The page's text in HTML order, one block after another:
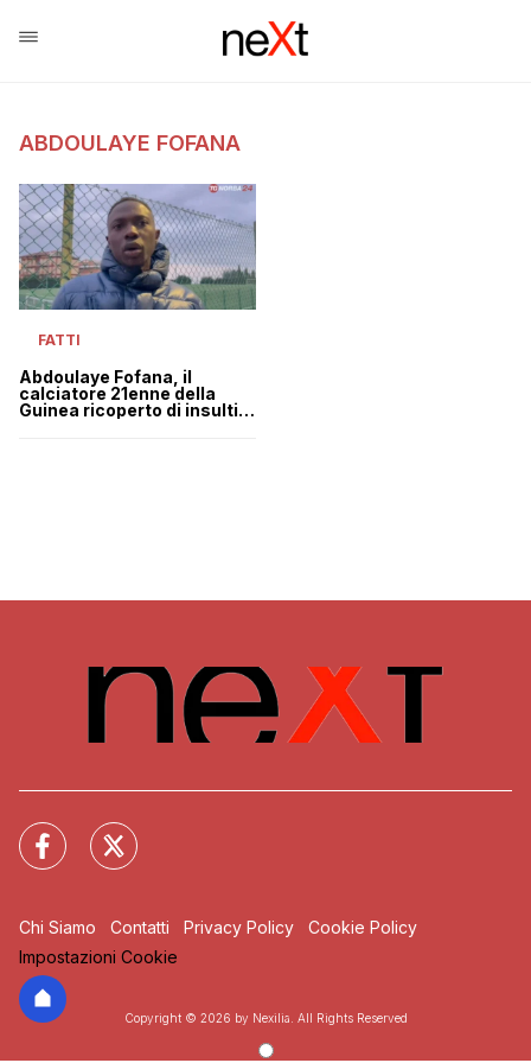
ABDOULAYE FOFANA
FATTI
Abdoulaye Fofana, il
calciatore 21enne della
Guinea ricoperto di insulti
Chi Siamo Contatti Privacy Policy
Cookie Policy
Impostazioni Cookie
Copyright © 2026 by Nexilia. All Rights Reserved